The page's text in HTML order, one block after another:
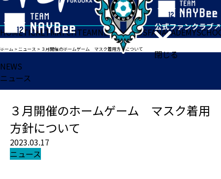
閉じる
HOMETICKETMATCHTEAMNEWSGOODSFANACADEMY
ホーム >ニュース > ３月開催のホームゲーム マスク着用方針について
NEWS
ニュース
３月開催のホームゲーム マスク着用
方針について
2023.03.17
ニュース